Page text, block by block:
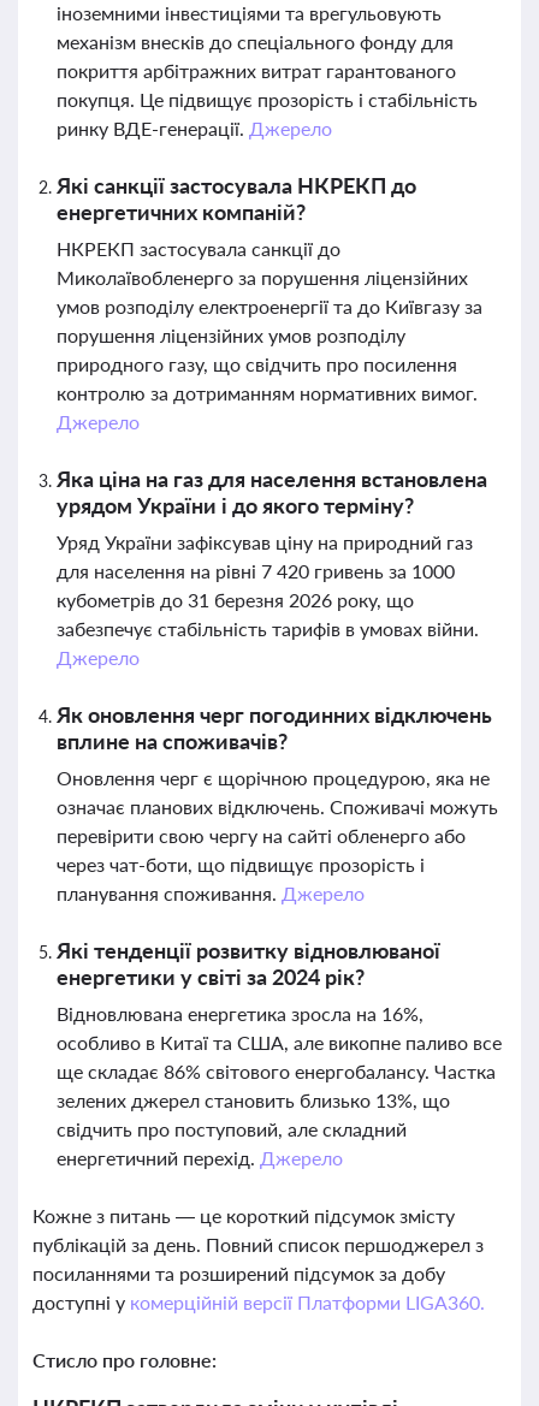
іноземними інвестиціями та врегульовують
механізм внесків до спеціального фонду для
покриття арбітражних витрат гарантованого
покупця. Це підвищує прозорість і стабільність
ринку ВДЕ-генерації. Джерело
Які санкції застосувала НКРЕКП до
енергетичних компаній?
НКРЕКП застосувала санкції до
Миколаївобленерго за порушення ліцензійних
умов розподілу електроенергії та до Київгазу за
порушення ліцензійних умов розподілу
природного газу, що свідчить про посилення
контролю за дотриманням нормативних вимог.
Джерело
Яка ціна на газ для населення встановлена
урядом України і до якого терміну?
Уряд України зафіксував ціну на природний газ
для населення на рівні 7 420 гривень за 1000
кубометрів до 31 березня 2026 року, що
забезпечує стабільність тарифів в умовах війни.
Джерело
Як оновлення черг погодинних відключень
вплине на споживачів?
Оновлення черг є щорічною процедурою, яка не
означає планових відключень. Споживачі можуть
перевірити свою чергу на сайті обленерго або
через чат-боти, що підвищує прозорість і
планування споживання. Джерело
Які тенденції розвитку відновлюваної
енергетики у світі за 2024 рік?
Відновлювана енергетика зросла на 16%,
особливо в Китаї та США, але викопне паливо все
ще складає 86% світового енергобалансу. Частка
зелених джерел становить близько 13%, що
свідчить про поступовий, але складний
енергетичний перехід. Джерело
Кожне з питань — це короткий підсумок змісту
публікацій за день. Повний список першоджерел з
посиланнями та розширений підсумок за добу
доступні у комерційній версії Платформи LIGA360.
Стисло про головне: